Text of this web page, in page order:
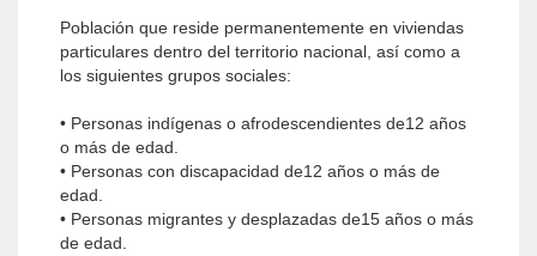
Población que reside permanentemente en viviendas
particulares dentro del territorio nacional, así como a
los siguientes grupos sociales:
• Personas indígenas o afrodescendientes de12 años
o más de edad.
• Personas con discapacidad de12 años o más de
edad.
• Personas migrantes y desplazadas de15 años o más
de edad.